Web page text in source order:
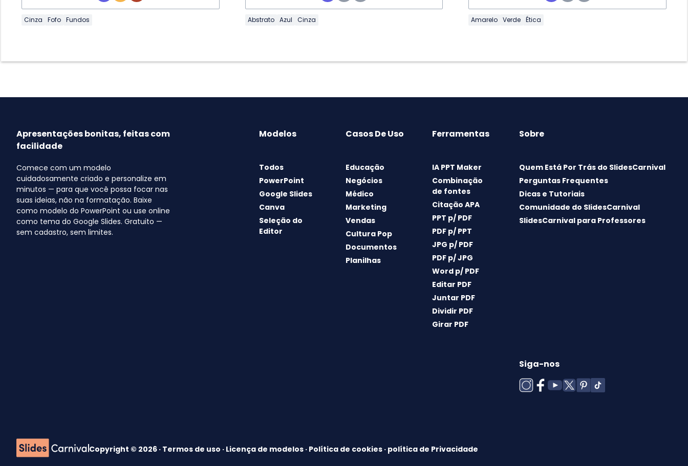
Cinza Fofo Fundos Abstrato Azul Cinza Amarelo Verde Ética
Apresentações bonitas, feitas com
facilidade
Comece com um modelo
cuidadosamente criado e personalize em
minutos — para que você possa focar nas
suas ideias, não na formatação. Baixe
como modelo do PowerPoint ou use online
como tema do Google Slides. Gratuito —
sem cadastro, sem limites.
Modelos
Todos
PowerPoint
Google Slides
Canva
Seleção do
Editor
Casos De Uso
Educação
Negócios
Médico
Marketing
Vendas
Cultura Pop
Documentos
Planilhas
Ferramentas
IA PPT Maker
Combinação
de fontes
Citação APA
PPT p/ PDF
PDF p/ PPT
JPG p/ PDF
PDF p/ JPG
Word p/ PDF
Editar PDF
Juntar PDF
Dividir PDF
Girar PDF
Sobre
Quem Está Por Trás do SlidesCarnival
Perguntas Frequentes
Dicas e Tutoriais
Comunidade do SlidesCarnival
SlidesCarnival para Professores
Siga-nos
Copyright © 2026 · Termos de uso · Licença de modelos · Política de cookies · política de Privacidade